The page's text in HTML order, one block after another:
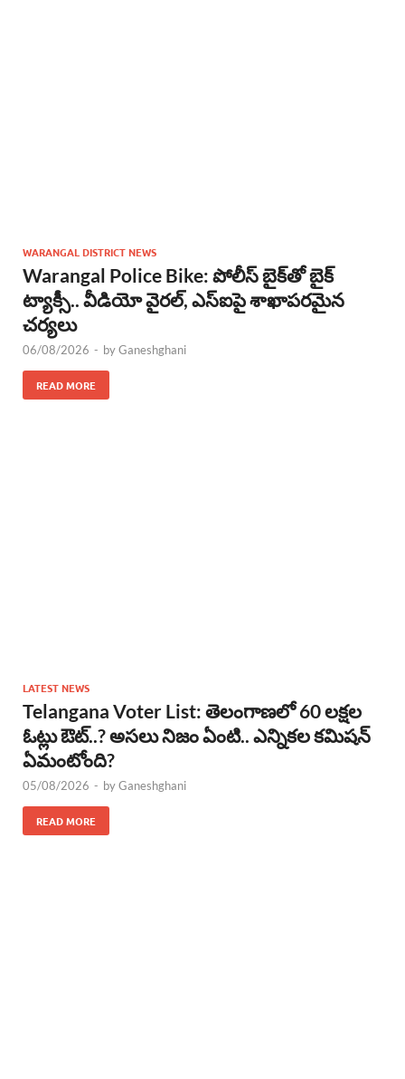
WARANGAL DISTRICT NEWS
Warangal Police Bike: పోలీస్ బైక్‌తో బైక్
ట్యాక్సీ.. వీడియో వైరల్, ఎస్‌ఐపై శాఖాపరమైన
చర్యలు
06/08/2026 - byGaneshghani
READ MORE
LATEST NEWS
Telangana Voter List: తెలంగాణలో 60 లక్షల
ఓట్లు ఔట్..? అసలు నిజం ఏంటి.. ఎన్నికల కమిషన్
ఏమంటోంది?
05/08/2026 - byGaneshghani
READ MORE